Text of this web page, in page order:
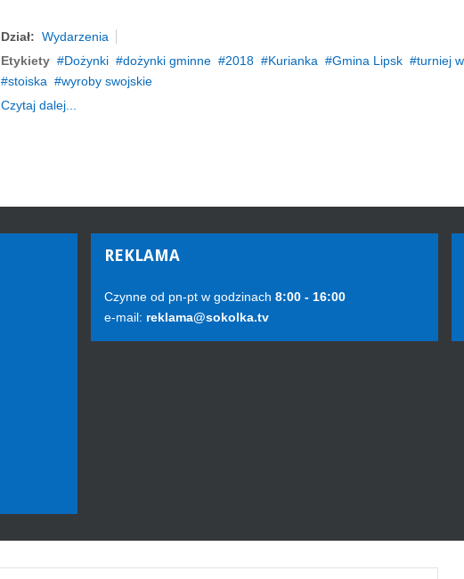
Dział: Wydarzenia
Etykiety
Dożynki dożynki gminne 2018 Kurianka Gmina Lipsk
turniej
stoiska
wyroby swojskie
Czytaj dalej...
REKLAMA
Czynne od pn-pt w godzinach 8:00 - 16:00
e-mail: reklama@sokolka.tv